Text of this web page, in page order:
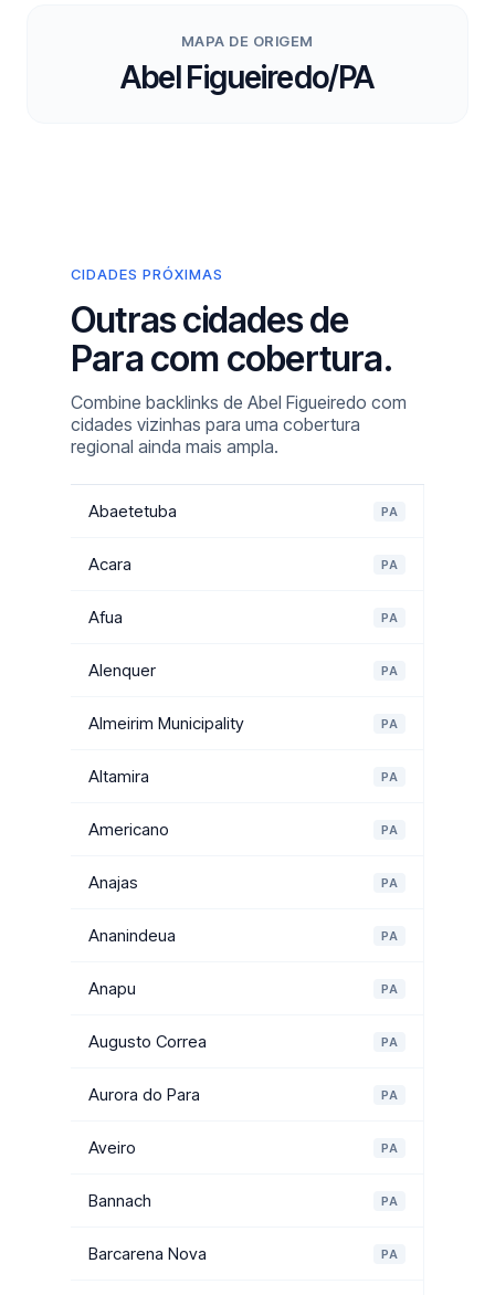
MAPA DE ORIGEM
Abel Figueiredo/PA
CIDADES PRÓXIMAS
Outras cidades de
Para com cobertura.
Combine backlinks de Abel Figueiredo com
cidades vizinhas para uma cobertura
regional ainda mais ampla.
Abaetetuba PA
Acara PA
Afua PA
Alenquer PA
Almeirim Municipality PA
Altamira PA
Americano PA
Anajas PA
Ananindeua PA
Anapu PA
Augusto Correa PA
Aurora do Para PA
Aveiro PA
Bannach PA
Barcarena Nova PA